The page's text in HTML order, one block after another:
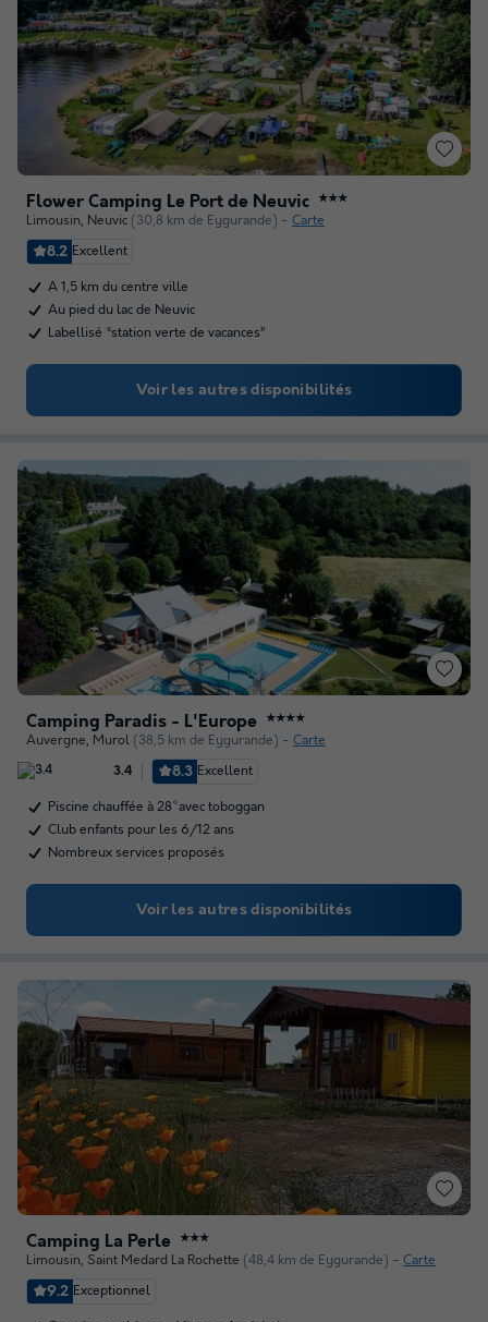
Flower Camping Le Port de Neuvic ★★★
Limousin, Neuvic (30,8 km de Eygurande) Carte
8.2 Excellent
A 1,5 km du centre ville
Au pied du lac de Neuvic
Labellisé “station verte de vacances”
Voir les autres disponibilités
Camping Paradis - L'Europe ★★★★
Auvergne, Murol (38,5 km de Eygurande) Carte
3.4 8.3 Excellent
Piscine chauffée à 28°avec toboggan
Club enfants pour les 6/12 ans
Nombreux services proposés
Voir les autres disponibilités
Camping La Perle ★★★
Limousin, Saint Medard La Rochette (48,4 km de Eygurande) Carte
9.2 Exceptionnel